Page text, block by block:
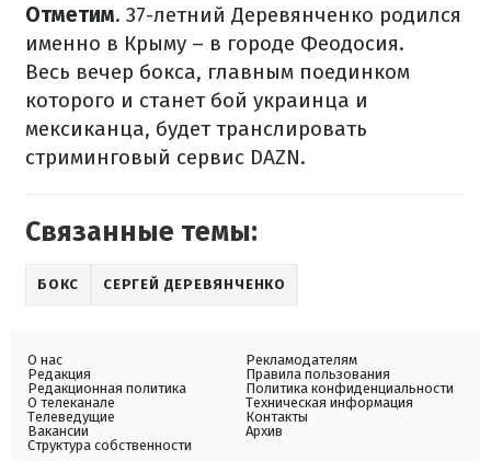
Отметим. 37-летний Деревянченко родился
именно в Крыму – в городе Феодосия.
Весь вечер бокса, главным поединком
которого и станет бой украинца и
мексиканца, будет транслировать
стриминговый сервис DAZN.
Связанные темы:
БОКС СЕРГЕЙ ДЕРЕВЯНЧЕНКО
О нас
Редакция
Редакционная политика
О телеканале
Телеведущие
Вакансии
Структура собственности
Рекламодателям
Правила пользования
Политика конфиденциальности
Техническая информация
Контакты
Архив